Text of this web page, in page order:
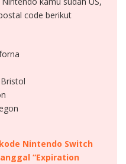
code berikut
Nintendo Switch
“Expiration